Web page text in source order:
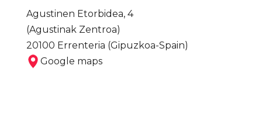
Agustinen Etorbidea, 4
(Agustinak Zentroa)
20100 Errenteria (Gipuzkoa-Spain)
Google maps